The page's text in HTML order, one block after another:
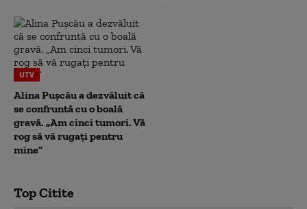
UTV
Alina Pușcău a dezvăluit că
se confruntă cu o boală
gravă. „Am cinci tumori. Vă
rog să vă rugați pentru
mine”
Top Citite